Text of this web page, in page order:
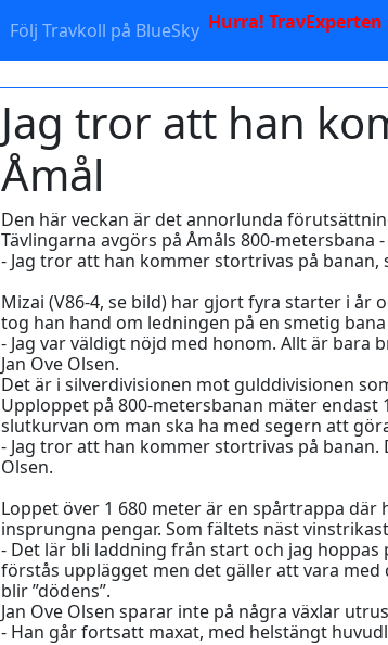
Följ Travkoll på BlueSky Hurra!
Jag tror att han
Åmål
Den här veckan är det annorlunda
Tävlingarna avgörs på Åmåls 800-metersbana
- Jag tror att han kommer stortrivas på banan,
Mizai (V86-4, se bild) har gjort fyra starter i
tog han hand om ledningen på en smetig
- Jag var väldigt nöjd med honom. Allt är
Jan Ove Olsen.
Det är i silverdivisionen mot gulddivisionen
Upploppet på 800-metersbanan mäter
slutkurvan om man ska ha med segern att
- Jag tror att han kommer stortrivas på
Olsen.
Loppet över 1 680 meter är en spårtrappa
insprungna pengar. Som fältets näst
- Det lär bli laddning från start och jag
förstås upplägget men det gäller att vara
blir ”dödens”.
Jan Ove Olsen sparar inte på några växlar
- Han går fortsatt maxat, med helstängt